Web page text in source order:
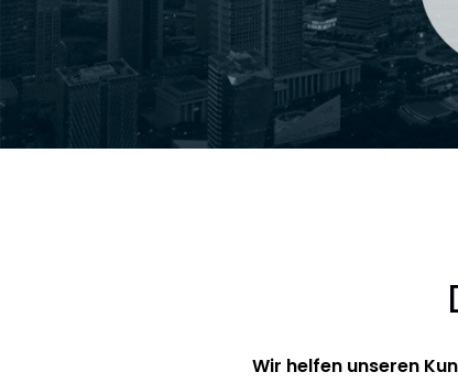
Wir helfen unseren